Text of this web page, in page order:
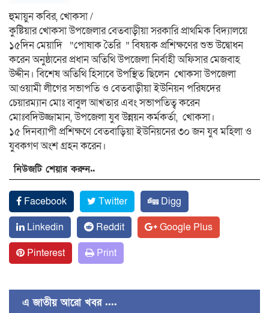
হুমায়ুন কবির, খোকসা /
কুষ্টিয়ার খোকসা উপজেলার বেতবাড়ীয়া সরকারি প্রাথমিক বিদ্যালয়ে
১৫দিন মেয়াদি “পোষাক তৈরি ” বিষয়ক প্রশিক্ষণের শুভ উদ্বোধন
করেন অনুষ্ঠানের প্রধান অতিথি উপজেলা নির্বাহী অফিসার মেজবাহ
উদ্দীন। বিশেষ অতিথি হিসাবে উপস্থিত ছিলেন খোকসা উপজেলা
আওয়ামী লীগের সভাপতি ও বেতবাড়ীয়া ইউনিয়ন পরিষদের
চেয়ারম্যান মোঃ বাবুল আখতার এবং সভাপতিত্ব করেন
মোঃবদিউজ্জামান, উপজেলা যুব উন্নয়ন কর্মকর্তা, খোকসা।
১৫ দিনব্যাপী প্রশিক্ষণে বেতবাড়িয়া ইউনিয়নের ৩০ জন যুব মহিলা ও
যুবকগণ অংশ গ্রহন করেন।
নিউজটি শেয়ার করুন..
Facebook Twitter
Digg
Linkedin
Reddit
Google Plus
Pinterest
Print
এ জাতীয় আরো খবর ....